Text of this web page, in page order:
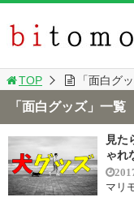
TOP 「面白グ
「面白グッズ」一覧
見た
ゃれ
マリ